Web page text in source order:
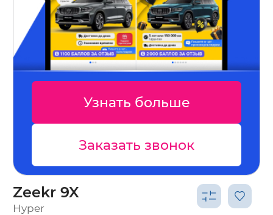
Узнать больше
Заказать звонок
Zeekr 9X
Hyper